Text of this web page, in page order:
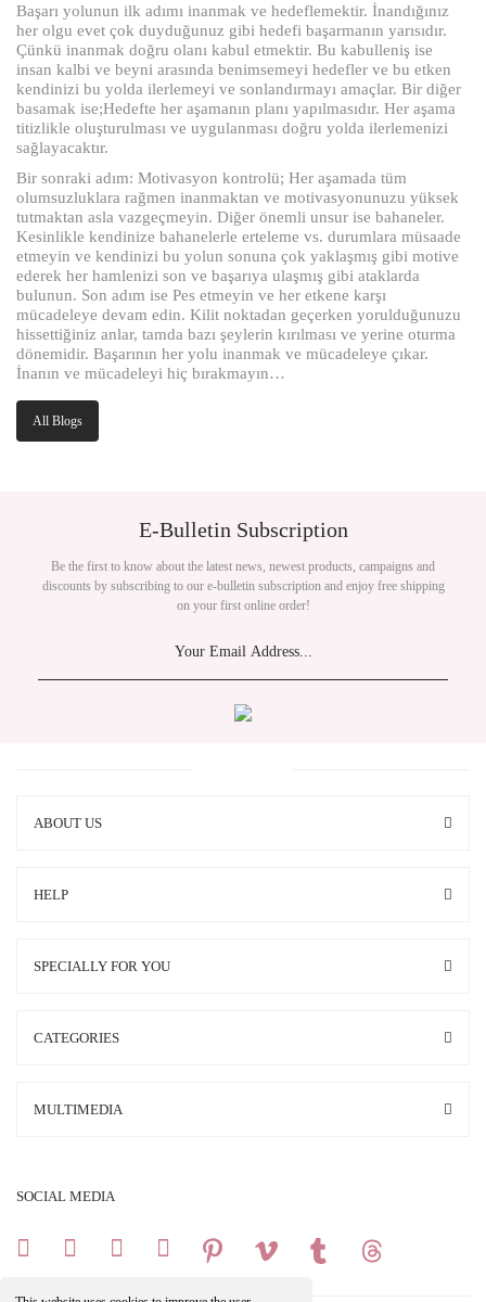
Başarı yolunun ilk adımı inanmak ve hedeflemektir. İnandığınız
her olgu evet çok duyduğunuz gibi hedefi başarmanın yarısıdır.
Çünkü inanmak doğru olanı kabul etmektir. Bu kabulleniş ise
insan kalbi ve beyni arasında benimsemeyi hedefler ve bu etken
kendinizi bu yolda ilerlemeyi ve sonlandırmayı amaçlar. Bir diğer
basamak ise;Hedefte her aşamanın planı yapılmasıdır. Her aşama
titizlikle oluşturulması ve uygulanması doğru yolda ilerlemenizi
sağlayacaktır.
Bir sonraki adım: Motivasyon kontrolü; Her aşamada tüm
olumsuzluklara rağmen inanmaktan ve motivasyonunuzu yüksek
tutmaktan asla vazgeçmeyin. Diğer önemli unsur ise bahaneler.
Kesinlikle kendinize bahanelerle erteleme vs. durumlara müsaade
etmeyin ve kendinizi bu yolun sonuna çok yaklaşmış gibi motive
ederek her hamlenizi son ve başarıya ulaşmış gibi ataklarda
bulunun. Son adım ise Pes etmeyin ve her etkene karşı
mücadeleye devam edin. Kilit noktadan geçerken yorulduğunuzu
hissettiğiniz anlar, tamda bazı şeylerin kırılması ve yerine oturma
dönemidir. Başarının her yolu inanmak ve mücadeleye çıkar.
İnanın ve mücadeleyi hiç bırakmayın…
All Blogs
E-Bulletin Subscription
Be the first to know about the latest news, newest products, campaigns and
discounts by subscribing to our e-bulletin subscription and enjoy free shipping
on your first online order!
ABOUT US
HELP
SPECIALLY FOR YOU
CATEGORIES
MULTIMEDIA
SOCIAL MEDIA